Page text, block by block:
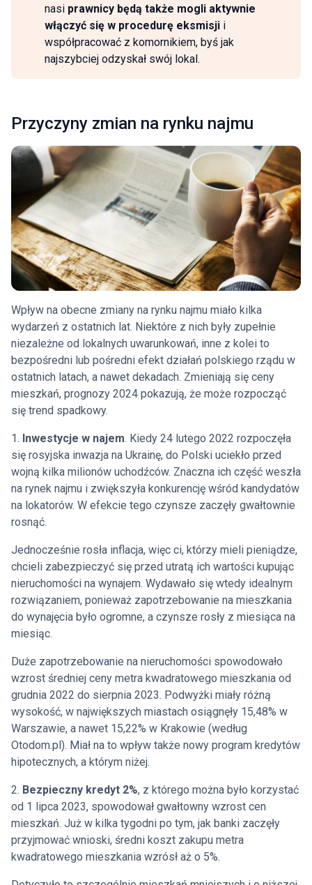
nasi prawnicy będą także mogli aktywnie
włączyć się w procedurę eksmisji i
współpracować z komornikiem, byś jak
najszybciej odzyskał swój lokal.
Przyczyny zmian na rynku najmu
Wpływ na obecne zmiany na rynku najmu miało kilka
wydarzeń z ostatnich lat. Niektóre z nich były zupełnie
niezależne od lokalnych uwarunkowań, inne z kolei to
bezpośredni lub pośredni efekt działań polskiego rządu w
ostatnich latach, a nawet dekadach. Zmieniają się ceny
mieszkań, prognozy 2024 pokazują, że może rozpocząć
się trend spadkowy.
1. Inwestycje w najem. Kiedy 24 lutego 2022 rozpoczęła
się rosyjska inwazja na Ukrainę, do Polski uciekło przed
wojną kilka milionów uchodźców. Znaczna ich część weszła
na rynek najmu i zwiększyła konkurencję wśród kandydatów
na lokatorów. W efekcie tego czynsze zaczęły gwałtownie
rosnąć.
Jednocześnie rosła inflacja, więc ci, którzy mieli pieniądze,
chcieli zabezpieczyć się przed utratą ich wartości kupując
nieruchomości na wynajem. Wydawało się wtedy idealnym
rozwiązaniem, ponieważ zapotrzebowanie na mieszkania
do wynajęcia było ogromne, a czynsze rosły z miesiąca na
miesiąc.
Duże zapotrzebowanie na nieruchomości spowodowało
wzrost średniej ceny metra kwadratowego mieszkania od
grudnia 2022 do sierpnia 2023. Podwyżki miały różną
wysokość, w największych miastach osiągnęły 15,48% w
Warszawie, a nawet 15,22% w Krakowie (według
Otodom.pl). Miał na to wpływ także nowy program kredytów
hipotecznych, a którym niżej.
2. Bezpieczny kredyt 2%, z którego można było korzystać
od 1 lipca 2023, spowodował gwałtowny wzrost cen
mieszkań. Już w kilka tygodni po tym, jak banki zaczęły
przyjmować wnioski, średni koszt zakupu metra
kwadratowego mieszkania wzrósł aż o 5%.